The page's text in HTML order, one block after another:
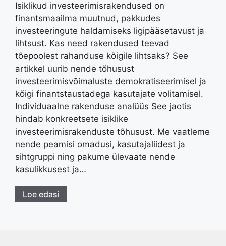
Isiklikud investeerimisrakendused on
finantsmaailma muutnud, pakkudes
investeeringute haldamiseks ligipääsetavust ja
lihtsust. Kas need rakendused teevad
tõepoolest rahanduse kõigile lihtsaks? See
artikkel uurib nende tõhusust
investeerimisvõimaluste demokratiseerimisel ja
kõigi finantstaustadega kasutajate volitamisel.
Individuaalne rakenduse analüüs See jaotis
hindab konkreetsete isiklike
investeerimisrakenduste tõhusust. Me vaatleme
nende peamisi omadusi, kasutajaliidest ja
sihtgruppi ning pakume ülevaate nende
kasulikkusest ja…
Loe edasi